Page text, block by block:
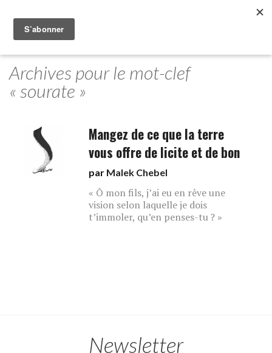
Archives pour le mot-clef
« sourate »
Mangez de ce que la terre
vous offre de licite et de bon
par Malek Chebel
« Ô mon fils, j’ai eu en rêve une
vision selon laquelle je dois
t’immoler, qu’en penses-tu ? »
Newsletter